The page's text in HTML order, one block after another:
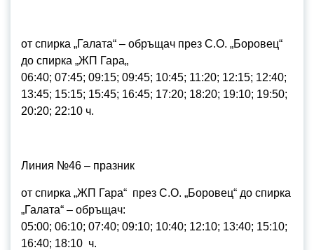
от спирка „Галата“ – обръщач през С.О. „Боровец“
до спирка „ЖП Гара„
06:40; 07:45; 09:15; 09:45; 10:45; 11:20; 12:15; 12:40;
13:45; 15:15; 15:45; 16:45; 17:20; 18:20; 19:10; 19:50;
20:20; 22:10 ч.
Линия №46 – празник
от спирка „ЖП Гара“ през С.О. „Боровец“ до спирка
„Галата“ – обръщач:
05:00; 06:10; 07:40; 09:10; 10:40; 12:10; 13:40; 15:10;
16:40; 18:10 ч.